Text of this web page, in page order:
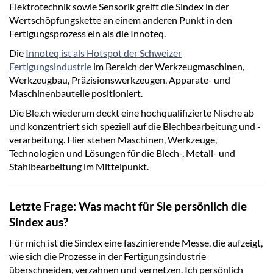
Elektrotechnik sowie Sensorik greift die Sindex in der
Wertschöpfungskette an einem anderen Punkt in den
Fertigungsprozess ein als die Innoteq.
Die Innoteq ist als Hotspot der Schweizer
Fertigungsindustrie im Bereich der Werkzeugmaschinen,
Werkzeugbau, Präzisionswerkzeugen, Apparate- und
Maschinenbauteile positioniert.
Die Ble.ch wiederum deckt eine hochqualifizierte Nische ab
und konzentriert sich speziell auf die Blechbearbeitung und -
verarbeitung. Hier stehen Maschinen, Werkzeuge,
Technologien und Lösungen für die Blech-, Metall- und
Stahlbearbeitung im Mittelpunkt.
Letzte Frage: Was macht für Sie persönlich die
Sindex aus?
Für mich ist die Sindex eine faszinierende Messe, die aufzeigt,
wie sich die Prozesse in der Fertigungsindustrie
überschneiden, verzahnen und vernetzen. Ich persönlich